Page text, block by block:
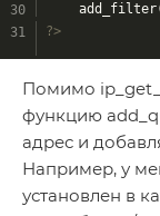
?>
Помимо
функцию
адрес и
Например, у
установлен в